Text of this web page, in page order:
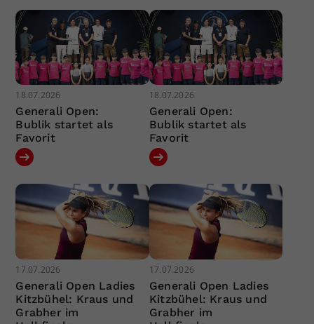
18.07.2026
Generali Open:
Bublik startet als
Favorit
18.07.2026
Generali Open:
Bublik startet als
Favorit
17.07.2026
Generali Open Ladies
Kitzbühel: Kraus und
Grabher im
17.07.2026
Generali Open Ladies
Kitzbühel: Kraus und
Grabher im